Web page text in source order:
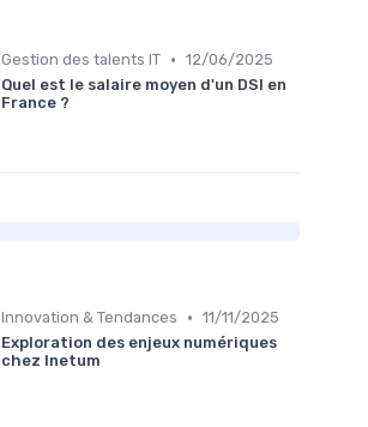
Gestion des talents IT • 12/06/2025
Quel est le salaire moyen d'un DSI en
France ?
Innovation & Tendances • 11/11/2025
Exploration des enjeux numériques
chez Inetum